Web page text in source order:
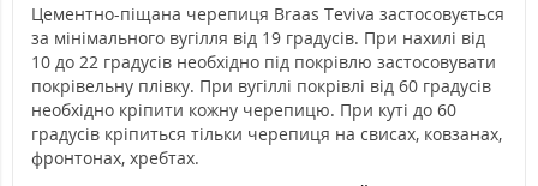
Цементно-піщана черепиця Braas Teviva застосовується
за мінімального вугілля від 19 градусів. При нахилі від
10 до 22 градусів необхідно під покрівлю застосовувати
покрівельну плівку. При вугіллі покрівлі від 60 градусів
необхідно кріпити кожну черепицю. При куті до 60
градусів кріпиться тільки черепиця на свисах, ковзанах,
фронтонах, хребтах.